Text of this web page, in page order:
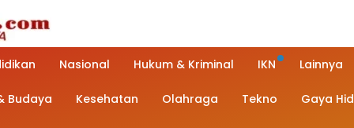
Nasional Hukum & Kriminal IKN Lainnya
Budaya Kesehatan Olahraga Tekno Gaya